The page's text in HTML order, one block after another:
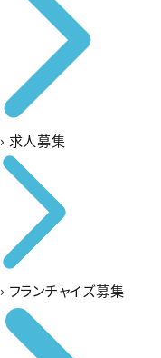
› 求人募集
› フランチャイズ募集